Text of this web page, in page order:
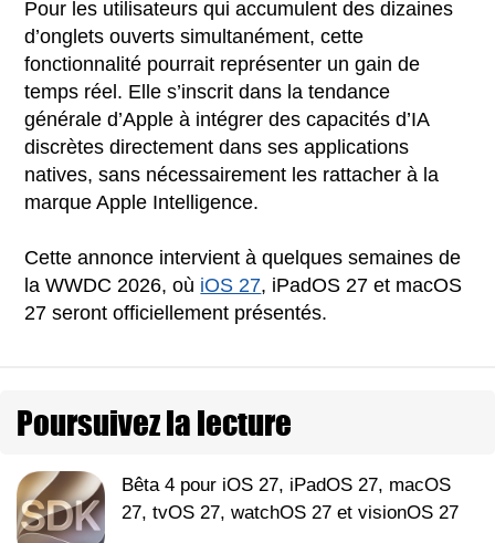
Pour les utilisateurs qui accumulent des dizaines
d’onglets ouverts simultanément, cette
fonctionnalité pourrait représenter un gain de
temps réel. Elle s’inscrit dans la tendance
générale d’Apple à intégrer des capacités d’IA
discrètes directement dans ses applications
natives, sans nécessairement les rattacher à la
marque Apple Intelligence.
Cette annonce intervient à quelques semaines de
la WWDC 2026, où iOS 27, iPadOS 27 et macOS
27 seront officiellement présentés.
Poursuivez la lecture
Bêta 4 pour iOS 27, iPadOS 27, macOS
27, tvOS 27, watchOS 27 et visionOS 27